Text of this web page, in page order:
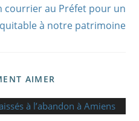
courrier au Préfet pour un
à notre patrimoine
AIMER